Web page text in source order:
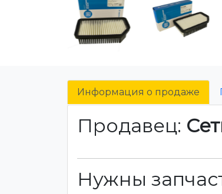
Информация о продаже
Продавец:
Нужны